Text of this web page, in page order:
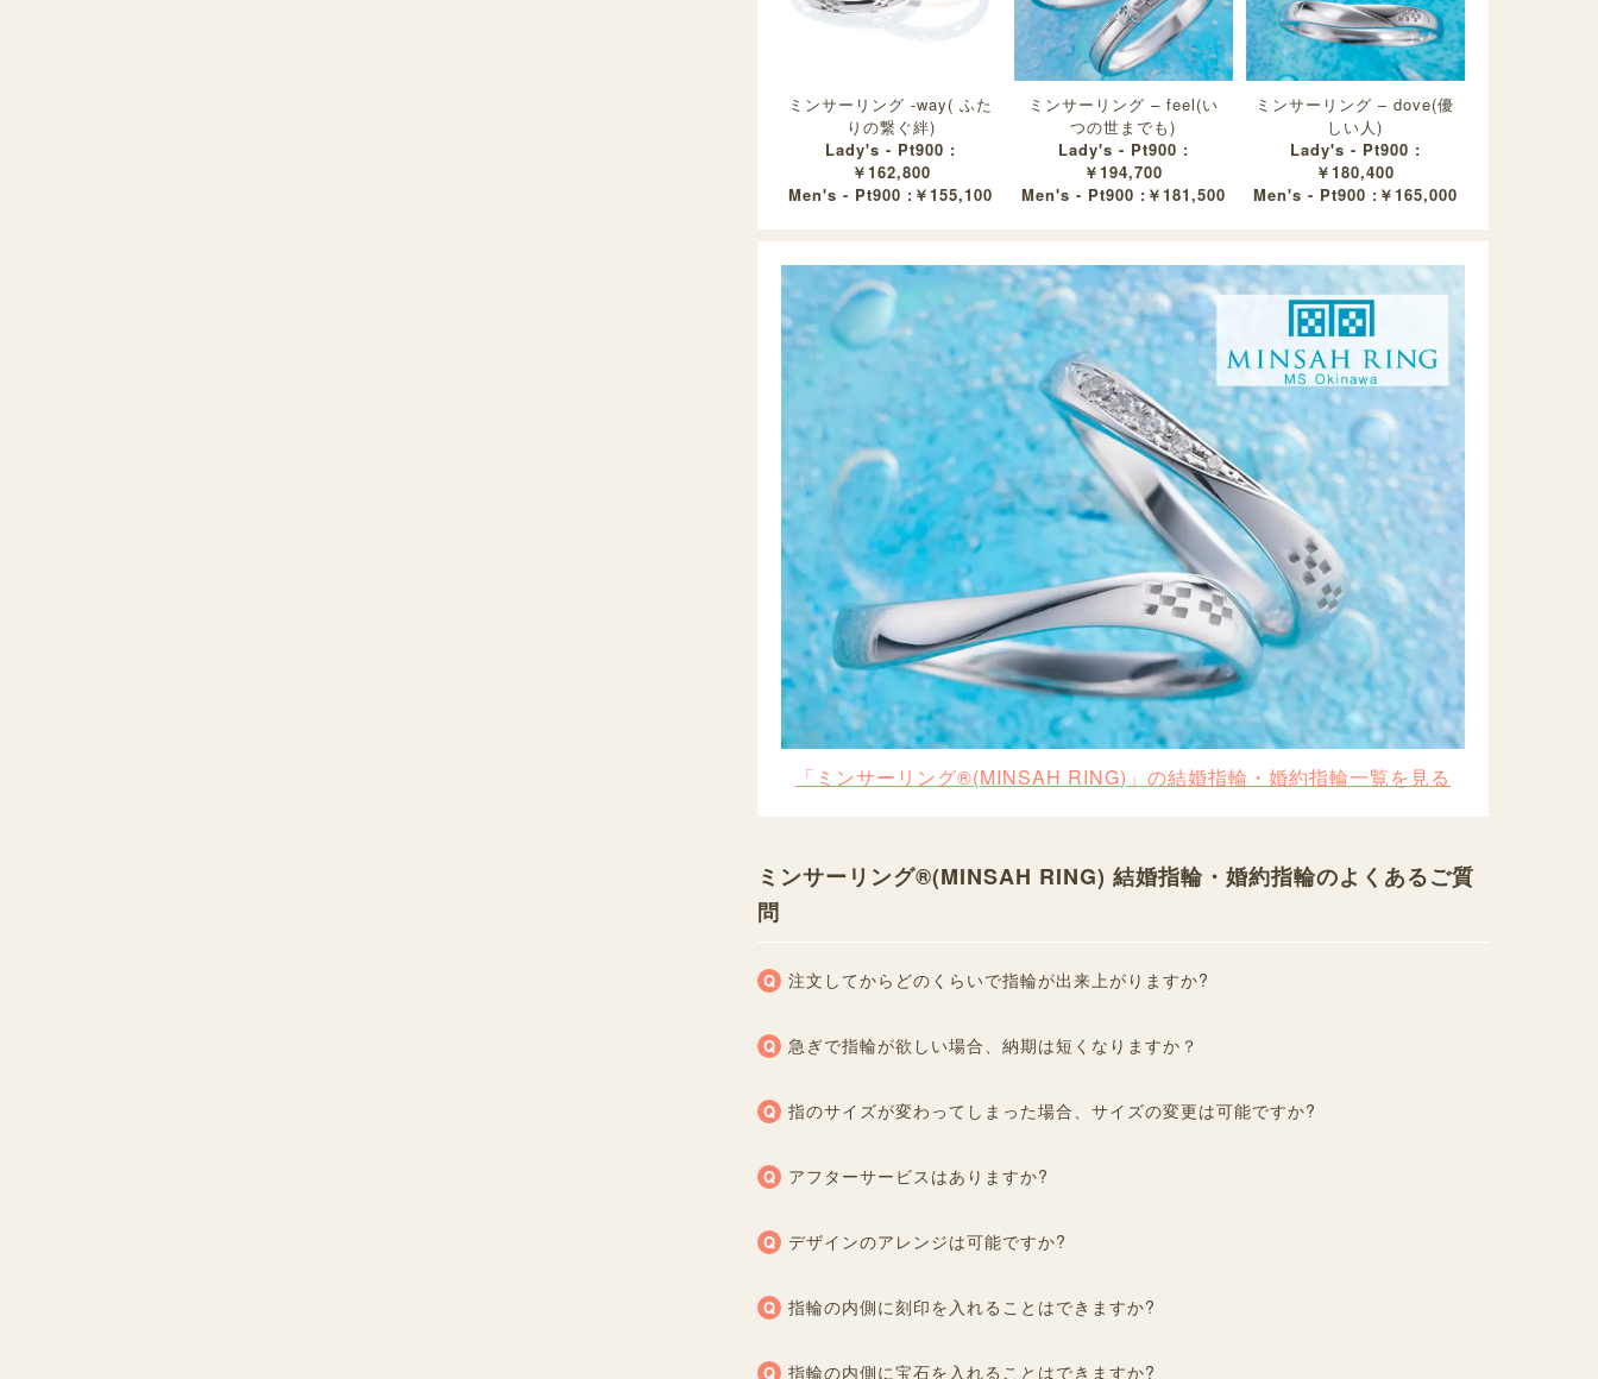
ミンサーリング -way( ふた
りの繋ぐ絆)
Lady's - Pt900 :
￥162,800
Men's - Pt900 :￥155,100
ミンサーリング – feel(い
つの世までも)
Lady's - Pt900 :
￥194,700
Men's - Pt900 :￥181,500
ミンサーリング – dove(優
しい人)
Lady's - Pt900 :
￥180,400
Men's - Pt900 :￥165,000
「ミンサーリング®︎(MINSAH RING)」の結婚指輪・婚約指輪一覧を見る
ミンサーリング®︎(MINSAH RING) 結婚指輪・婚約指輪のよくあるご質
問
注文してからどのくらいで指輪が出来上がりますか?
急ぎで指輪が欲しい場合、納期は短くなりますか？
指のサイズが変わってしまった場合、サイズの変更は可能ですか?
アフターサービスはありますか?
デザインのアレンジは可能ですか?
指輪の内側に刻印を入れることはできますか?
指輪の内側に宝石を入れることはできますか?